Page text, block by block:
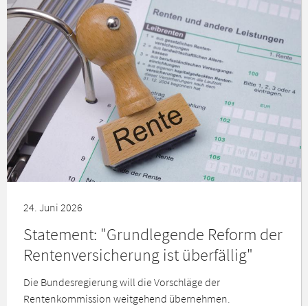
24. Juni 2026
Statement: "Grundlegende Reform der
Rentenversicherung ist überfällig"
Die Bundesregierung will die Vorschläge der
Rentenkommission weitgehend übernehmen.